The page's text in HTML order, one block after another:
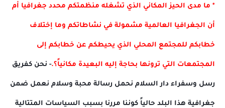
* ما مدى الحيز المكاني الذي تشغله منظمتكم محدد جغرافيا أم
أن الجغرافيا العالمية مشمولة في نشاطاتكم وما إختلاف
خطابكم للمجتمع المحلي الذي يحيطكم عن خطابكم إلى
المجتمعات التي ترونها بحاجة إليه البعيدة مكانياً؟.- نحن كفريق
رسل وسفراء دار السلام نحمل رسالة محبة وسلام نعمل ضمن
جغرافية هذا البلد حالياً كوننا مررنا بسبب السياسات المتتالية